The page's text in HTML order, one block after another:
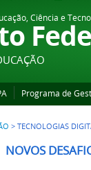
Ciência e
Programa de
> TECNOLOGIAS
NOVOS